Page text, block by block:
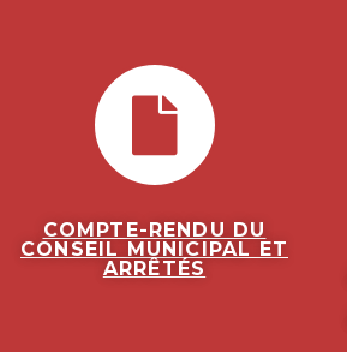
COMPTE-RENDU DU
CONSEIL MUNICIPAL ET
ARRÊTÉS